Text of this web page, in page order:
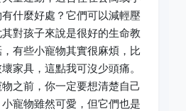
什麼好處？它們可以減輕壓
對孩子來說是很好的生命教
有些小寵物其實很麻煩，比
家具，這點我可沒少頭痛。
之前，你一定要想清楚自己
寵物雖然可愛，但它們也是